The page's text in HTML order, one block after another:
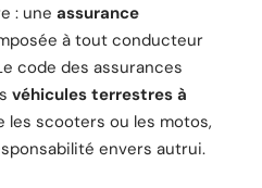
: une assurance
à tout conducteur
code des assurances
véhicules terrestres à
les scooters ou les motos,
envers autrui.